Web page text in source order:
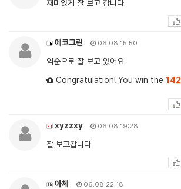
재미있게 잘 보고 갑니다
에코그린 06.08 15:50
역순으로 잘 보고 있어요
Congratulation! You win the 142
xyzzxy 06.08 19:28
잘 보고갑니다
아체 06.08 22:18